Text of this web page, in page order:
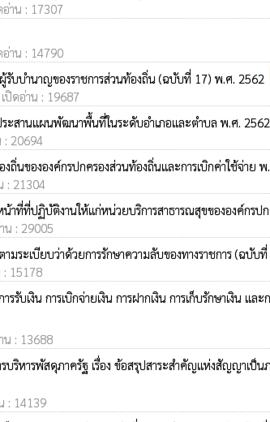
าน : 17307
าน : 14790
รับบำนาญของราชการส่วนท้องถิ่น (ฉบับที่ 17) พ.ศ. 2562
ปิดอ่าน : 19687
ะสานแผนพัฒนาพื้นที่ในระดับอำเภอและตำบล พ.ศ. 2562
: 20694
ถิ่นขององค์กรปกครองส่วนท้องถิ่นและการเบิกค่าใช้จ่าย
: 21304
น้าที่ที่ปฏิบัติงานให้แก่หน่วยบริการสาธารณสุขขององค์กร
น : 29005
มระเบียบว่าด้วยการรักษาความลับของทางราชการ (ฉบับ
: 15178
รับเงิน การเบิกจ่ายเงิน การฝากเงิน การเก็บรักษาเงิน แ
น : 13688
บริหารพัสดุภาครัฐ เรื่อง ข้อสรุปสาระสำคัญแห่งสัญญาเป็
: 14139